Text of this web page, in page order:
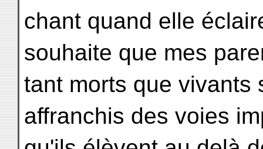
chant quand elle
souhaite que mes
tant morts que vivants
affranchis des voies